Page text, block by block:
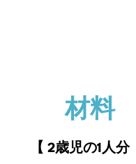
材料
【 2歳児の1人分